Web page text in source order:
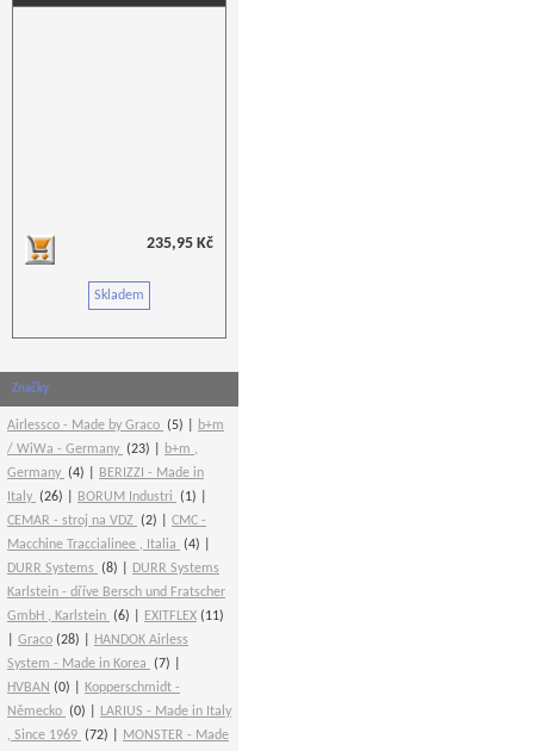
235,95 Kč
Skladem
Značky
Airlessco - Made by Graco (5)
b+m
/ WiWa - Germany (23)
b+m ,
Germany (4)
BERIZZI - Made in
Italy (26) BORUM Industri
(1)
CEMAR - stroj na VDZ (2)
CMC -
Macchine Traccialinee , Italia
(4)
DURR Systems
(8)
DURR Systems
Karlstein - dříve Bersch und Fratscher
GmbH , Karlstein (6) EXITFLEX (11)
Graco (28)
HANDOK Airless
System - Made in Korea
(7)
HVBAN (0)
Kopperschmidt -
Německo (0)
LARIUS - Made in Italy
, Since 1969 (72)
MONSTER - Made